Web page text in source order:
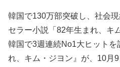
韓国で130万部突破し、社会
セラー小説「82年生まれ、キ
韓国で3週連続No1大ヒットを
れ、キム・ジヨン』が、10月